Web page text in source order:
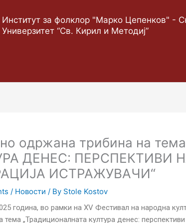
Институт за фолклор "Марко Цепенков" -
Универзитет “Св. Кирил и Методиј”
одржана трибина на
ДЕНЕС: ПЕРСПЕКТИВИ
ИСТРАЖУВАЧИ“
/ Новости / By Stole Kostov
година, во рамки на XV Фестивал на народна
тема „Традиционалната култура денес: